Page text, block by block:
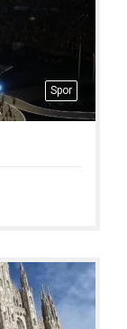
Spor